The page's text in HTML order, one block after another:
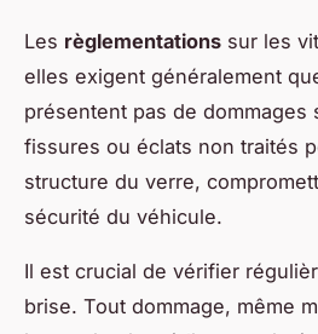
Les règlementations sur les
elles exigent généralement
présentent pas de dommages
fissures ou éclats non traités
structure du verre,
sécurité du véhicule.
Il est crucial de vérifier
brise. Tout dommage, même